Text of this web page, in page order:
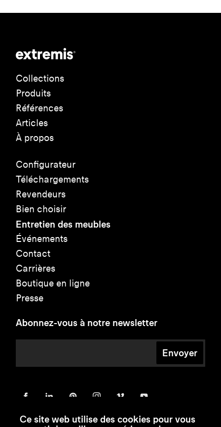
Collections
Produits
Références
Articles
À propos
Configurateur
Téléchargements
Revendeurs
Bien choisir
Entretien des meubles
Événements
Contact
Carrières
Boutique en ligne
Presse
Abonnez-vous à notre newsletter
Envoyer
Ce site web utilise des cookies pour vous